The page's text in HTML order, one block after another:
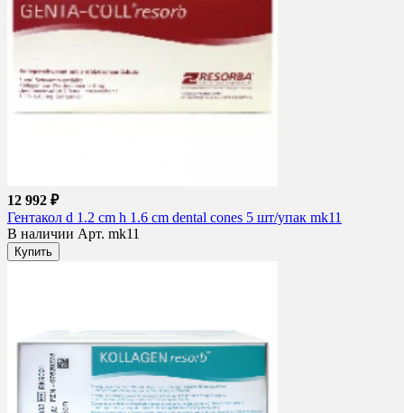
12 992 ₽
Гентакол d 1.2 cm h 1.6 cm dental cones 5 шт/упак mk11
В наличии Арт. mk11
Купить